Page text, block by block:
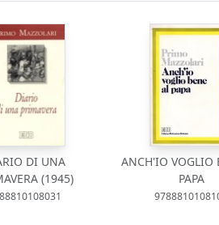
DI UNA
(1945)
ANCH'IO VOGLIO
PAPA